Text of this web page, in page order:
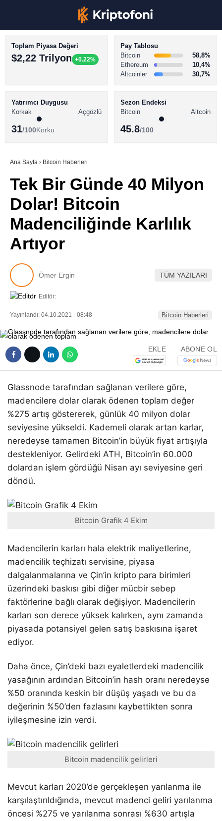
Youtube
BİTCOİN HABERLERİ
ALTCOİN HABERLERİ
SÖZLÜK
Toplam Piyasa Değeri
$2,22 Trilyon +0.22%
Pay Tablosu
Bitcoin
58,8%
Ethereum
10,4%
Altcoinler
30,7%
Yatırımcı Duygusu
Korkak
Açgözlü
31/100Korku
Sezon Endeksi
Bitcoin
Altcoin
45.8/100
Ana Sayfa › Bitcoin Haberleri
Tek Bir Günde 40 Milyon
Dolar! Bitcoin
Madenciliğinde Karlılık
Artıyor
Ömer Ergin TÜM YAZILARI
Editör:
Yayınlandı: 04.10.2021 - 08:48 Bitcoin Haberleri
EKLE ABONE OL
Glassnode tarafından sağlanan verilere göre,
madencilere dolar olarak ödenen toplam değer
%275 artış göstererek, günlük 40 milyon dolar
seviyesine yükseldi. Kademeli olarak artan karlar,
neredeyse tamamen Bitcoin’in büyük fiyat artışıyla
destekleniyor. Gelirdeki ATH, Bitcoin’in 60.000
dolardan işlem gördüğü Nisan ayı seviyesine geri
döndü.
Bitcoin Grafik 4 Ekim
Madencilerin karları hala elektrik maliyetlerine,
madencilik teçhizatı servisine, piyasa
dalgalanmalarına ve Çin’in kripto para birimleri
üzerindeki baskısı gibi diğer mücbir sebep
faktörlerine bağlı olarak değişiyor. Madencilerin
karları son derece yüksek kalırken, aynı zamanda
piyasada potansiyel gelen satış baskısına işaret
ediyor.
Daha önce, Çin’deki bazı eyaletlerdeki madencilik
yasağının ardından Bitcoin’in hash oranı neredeyse
%50 oranında keskin bir düşüş yaşadı ve bu da
değerinin %50’den fazlasını kaybettikten sonra
iyileşmesine izin verdi.
Bitcoin madencilik gelirleri
Mevcut karları 2020’de gerçekleşen yarılanma ile
karşılaştırıldığında, mevcut madenci geliri yarılanma
öncesi %275 ve yarılanma sonrası %630 artışla